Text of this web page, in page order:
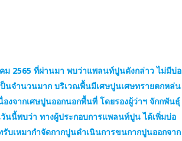
2565 ที่ผ่านมา พบว่าแพลนท์ปูนดังกล่าว ไม่มีบ่อ
นจำนวนมาก บริเวณพื้นมีเศษปูนเศษทรายตกหล่น
งจากเศษปูนออกนอกพื้นที่ โดยรองผู้ว่าฯ จักกพันธุ์
นนี้พบว่า ทางผู้ประกอบการแพลนท์ปูน ได้เพิ่มบ่อ
เหมากำจัดกากปูนดำเนินการขนกากปูนออกจาก